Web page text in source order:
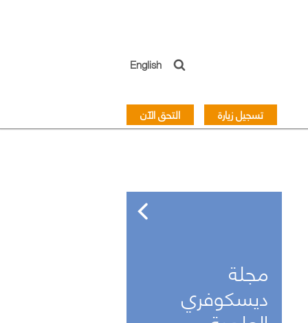
التحق الآن تسجيل زيارة
English
مجلة
ديسكوفري